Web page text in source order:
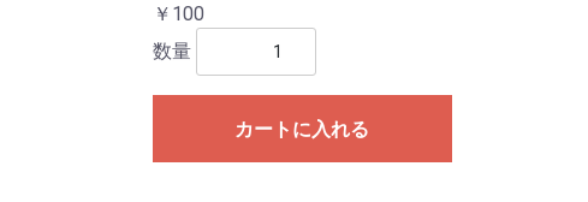
￥100
数量
カートに入れる